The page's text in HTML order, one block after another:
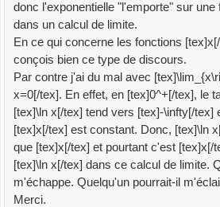
donc l'exponentielle "l'emporte" sur
dans un calcul de limite.
En ce qui concerne les fonctions
conçois bien ce type de discours.
Par contre j'ai du mal avec
x=0[/tex]. En effet, en [tex]0^+[/tex], le
[tex]\ln x[/tex] tend vers [tex]-\infty[/tex]
[tex]x[/tex] est constant. Donc, [tex]\ln
que [tex]x[/tex] et pourtant c'est [tex]x[/
[tex]\ln x[/tex] dans ce calcul de limite.
m'échappe. Quelqu'un pourrait-il
Merci.